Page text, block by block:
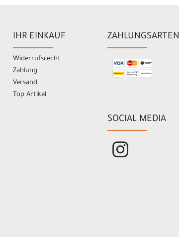
IHR EINKAUF
Widerrufsrecht
Zahlung
Versand
Top Artikel
ZAHLUNGSARTEN
SOCIAL MEDIA